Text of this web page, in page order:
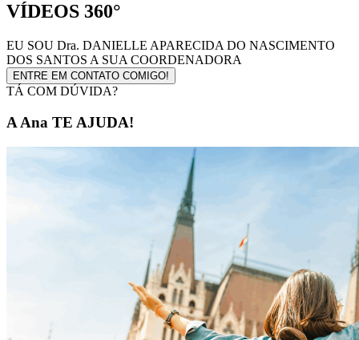
VÍDEOS 360°
EU SOU Dra. DANIELLE APARECIDA DO NASCIMENTO
DOS SANTOS A SUA COORDENADORA
ENTRE EM CONTATO COMIGO!
TÁ COM DÚVIDA?
A Ana TE AJUDA!